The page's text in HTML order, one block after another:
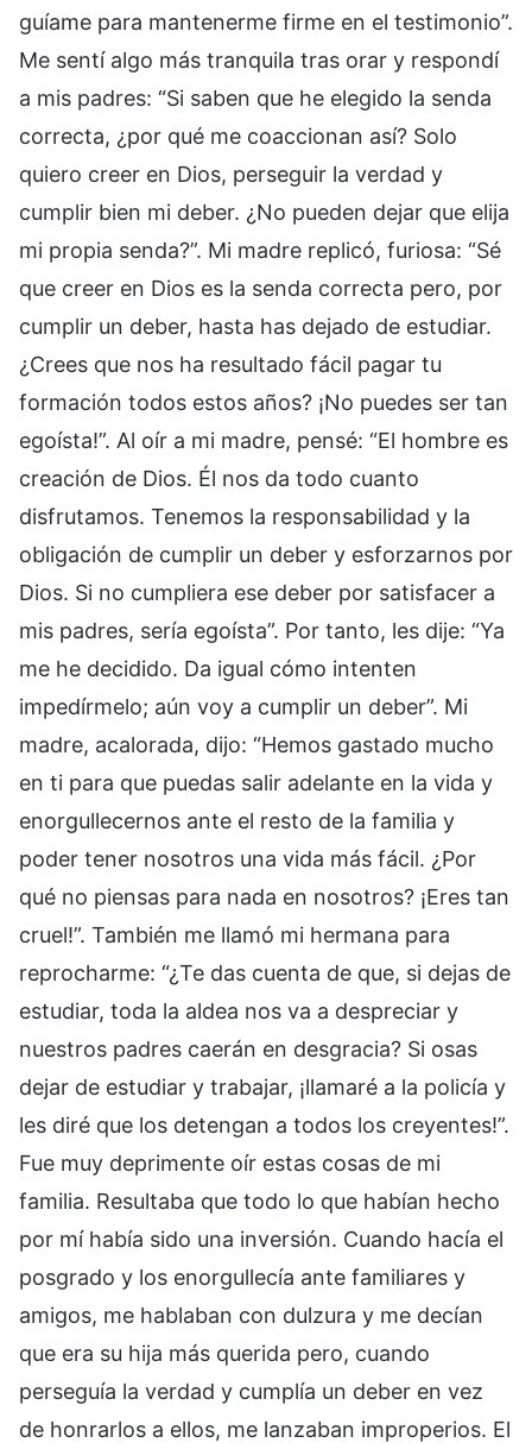
guíame para mantenerme firme en el testimonio”.
Me sentí algo más tranquila tras orar y respondí
a mis padres: “Si saben que he elegido la senda
correcta, ¿por qué me coaccionan así? Solo
quiero creer en Dios, perseguir la verdad y
cumplir bien mi deber. ¿No pueden dejar que elija
mi propia senda?”. Mi madre replicó, furiosa: “Sé
que creer en Dios es la senda correcta pero, por
cumplir un deber, hasta has dejado de estudiar.
¿Crees que nos ha resultado fácil pagar tu
formación todos estos años? ¡No puedes ser tan
egoísta!”. Al oír a mi madre, pensé: “El hombre es
creación de Dios. Él nos da todo cuanto
disfrutamos. Tenemos la responsabilidad y la
obligación de cumplir un deber y esforzarnos por
Dios. Si no cumpliera ese deber por satisfacer a
mis padres, sería egoísta”. Por tanto, les dije: “Ya
me he decidido. Da igual cómo intenten
impedírmelo; aún voy a cumplir un deber”. Mi
madre, acalorada, dijo: “Hemos gastado mucho
en ti para que puedas salir adelante en la vida y
enorgullecernos ante el resto de la familia y
poder tener nosotros una vida más fácil. ¿Por
qué no piensas para nada en nosotros? ¡Eres tan
cruel!”. También me llamó mi hermana para
reprocharme: “¿Te das cuenta de que, si dejas de
estudiar, toda la aldea nos va a despreciar y
nuestros padres caerán en desgracia? Si osas
dejar de estudiar y trabajar, ¡llamaré a la policía y
les diré que los detengan a todos los creyentes!”.
Fue muy deprimente oír estas cosas de mi
familia. Resultaba que todo lo que habían hecho
por mí había sido una inversión. Cuando hacía el
posgrado y los enorgullecía ante familiares y
amigos, me hablaban con dulzura y me decían
que era su hija más querida pero, cuando
perseguía la verdad y cumplía un deber en vez
de honrarlos a ellos, me lanzaban improperios. El